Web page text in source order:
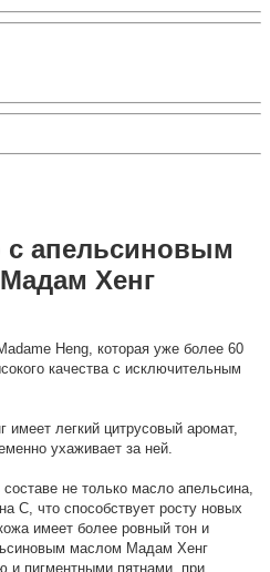
апельсиновым
Хенг
Heng, которая уже более 60
качества с исключительным
легкий цитрусовый аромат,
ухаживает за ней.
не только масло апельсина,
С, что способствует росту новых
имеет более ровный тон и
маслом Мадам Хенг
и пигментными пятнами, при